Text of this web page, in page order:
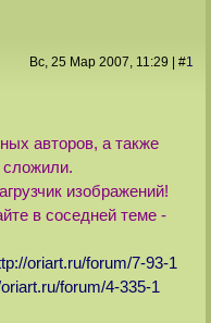
Вс, 25 Мар 2007 , 11:29 | #1
авторов, а также
сложили.
изображений!
в соседней теме -
oriart.ru/forum/7-93-1
forum/4-335-1